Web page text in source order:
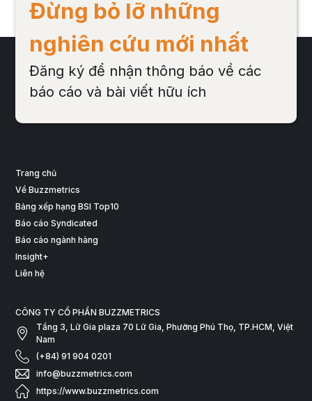
Đừng bỏ lỡ những
nghiên cứu mới nhất
Đăng ký để nhận thông báo về các
báo cáo và bài viết hữu ích
Trang chủ
Về Buzzmetrics
Bảng xếp hạng BSI Top10
Báo cáo Syndicated
Báo cáo ngành hàng
Insight+
Liên hệ
CÔNG TY CỔ PHẦN BUZZMETRICS
Tầng 3, Lữ Gia plaza 70 Lữ Gia, Phường Phú Thọ, TP.HCM, Việt
Nam
(+84) 91 904 0201
info@buzzmetrics.com
https://www.buzzmetrics.com